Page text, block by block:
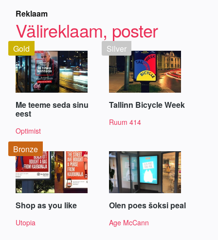
Reklaam
Välireklaam, poster
Me teeme seda sinu
eest
Optimist
Gold
Tallinn Bicycle Week
Ruum 414
Silver
Shop as you like
Utopia
Bronze
Olen poes šoksi peal
Age McCann